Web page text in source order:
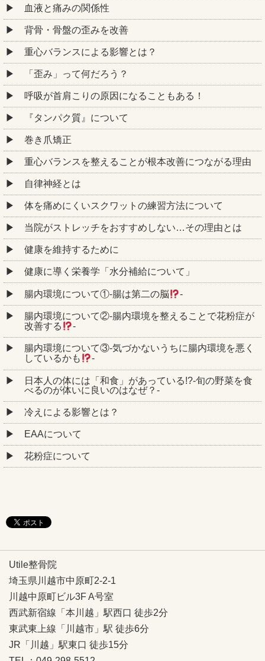
血液と痛みの関係性
背骨・骨盤の歪みを改善
重心バランスによる影響とは？
「歪み」って何だろう？
呼吸が首肩こりの原因になることもある！
『タンパク質』について
巻き爪矯正
重心バランスを整えることが根本改善につながる理由
自律神経とは
体を痛めにくいスクワットの練習方法について
当院がストレッチをおすすめしない…その理由とは
健康を維持するために
健康に導く栄養学「水分補給について」
腸内環境について①‐腸は第二の脳 ‐
腸内環境について②‐腸内環境を整えることで花粉症が
改善する
‐
腸内環境について③‐気づかないうちに腸内環境を悪く
しているかも
‐
日本人の体には「和食」があっている!?-旬の野菜を食
べるのが体いに良いのはなぜ？-
冷えによる影響とは？
EAAについて
花粉症について
Utile整骨院
埼玉県川越市中原町2-2-1
川越中原町ビル3F A号室
西武新宿線「本川越」駅西口 徒歩2分
東武東上線「川越市」駅 徒歩6分
JR「川越」駅東口 徒歩15分